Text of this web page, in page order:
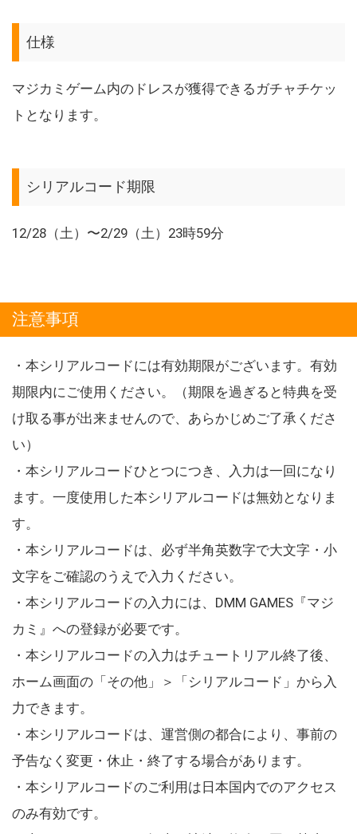
仕様
マジカミゲーム内のドレスが獲得できるガチャチケッ
トとなります。
シリアルコード期限
12/28（土）〜2/29（土）23時59分
注意事項
・本シリアルコードには有効期限がございます。有効
期限内にご使用ください。（期限を過ぎると特典を受
け取る事が出来ませんので、あらかじめご了承くださ
い）
・本シリアルコードひとつにつき、入力は一回になり
ます。一度使用した本シリアルコードは無効となりま
す。
・本シリアルコードは、必ず半角英数字で大文字・小
文字をご確認のうえで入力ください。
・本シリアルコードの入力には、DMM GAMES『マジ
カミ』への登録が必要です。
・本シリアルコードの入力はチュートリアル終了後、
ホーム画面の「その他」＞「シリアルコード」から入
力できます。
・本シリアルコードは、運営側の都合により、事前の
予告なく変更・休止・終了する場合があります。
・本シリアルコードのご利用は日本国内でのアクセス
のみ有効です。